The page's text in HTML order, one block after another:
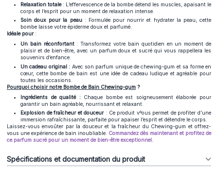
Relaxation totale : L’effervescence de la bombe détend les muscles, apaisant le
corps et l’esprit pour un moment de relaxation intense.
Soin doux pour la peau: Formulée pour nourrir et hydrater la peau, cette
bombe laisse votre épiderme doux et parfumé.
Idéale pour:
Un bain réconfortant: Transformez votre bain quotidien en un moment de
plaisir et de bien-être, avec un parfum doux et sucré qui vous rappellera les
souvenirs d’enfance.
Un cadeau original : Avec son parfum unique de chewing-gum et sa forme en
cœur, cette bombe de bain est une idée de cadeau ludique et agréable pour
toutes les occasions.
Pourquoi choisir notre Bombe de Bain Chewing-gum ?
Ingrédients de qualité :Chaque bombe est soigneusement élaborée pour
garantir un bain agréable, nourrissant et relaxant.
Explosion de fraîcheur et douceur: Ce produit vºous permet de profiter d’une
immersion rafraîchissante, parfaite pour apaiser l’esprit et détendre le corps.
Laissez-vous envoûter par la douceur et la fraîcheur du Chewing-gum et offrez-
vous une expérience de bain inoubliable. Commandez dès maintenant et profitez de
ce parfum sucré pour un moment de bien-être exceptionnel.
Spécifications et documentation du produit